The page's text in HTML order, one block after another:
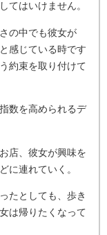
てはいけません。
の中でも彼女が
感じている時です
約束を取り付けて
数を高められるデ
店、彼女が興味を
に連れていく。
たとしても、歩き
は帰りたくなって